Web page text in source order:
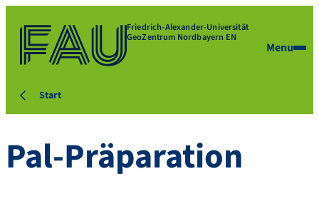
Friedrich-Alexander-Universität
GeoZentrum Nordbayern EN
Menu
Start
Pal-Präparation